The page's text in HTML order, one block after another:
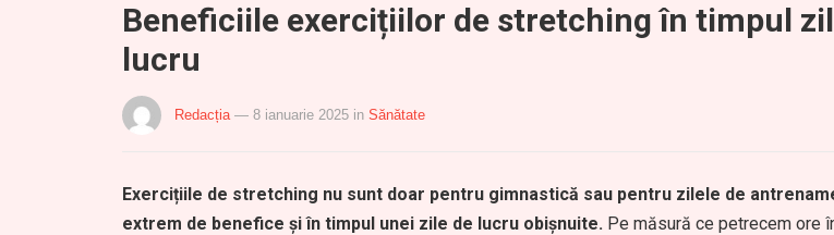
Beneficiile exercițiilor de stretching în timpul
lucru
Redacția — 8 ianuarie 2025 in Sănătate
Exercițiile de stretching nu sunt doar pentru gimnastică sau pentru zilele de
extrem de benefice și în timpul unei zile de lucru obișnuite. Pe măsură ce petrecem ore